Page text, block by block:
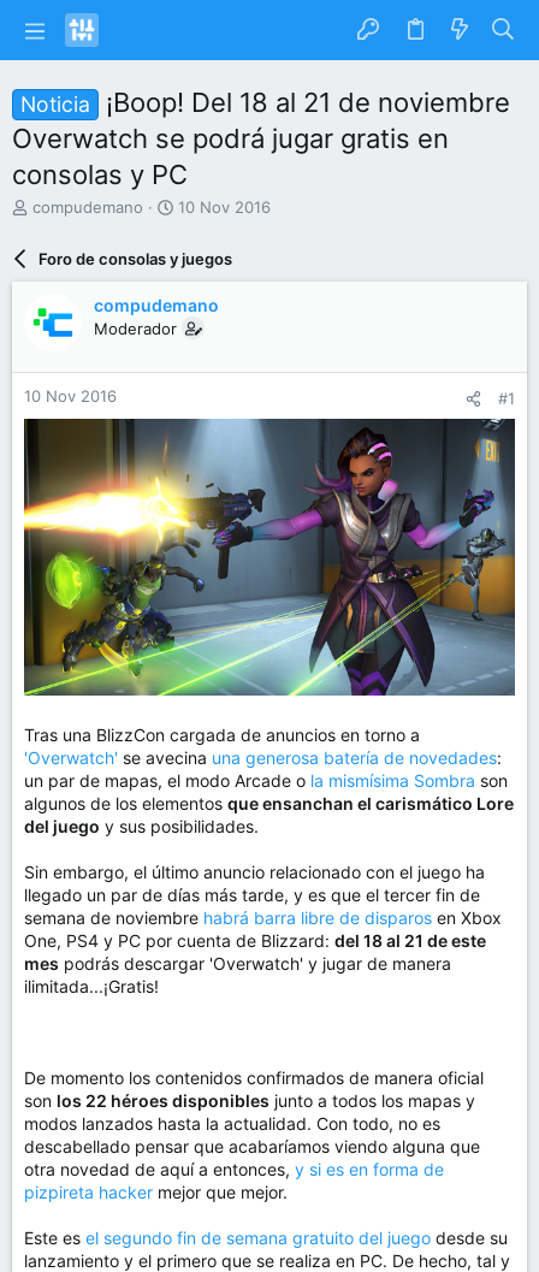
Noticia
¡Boop! Del 18 al 21 de noviembre
Overwatch se podrá jugar gratis en
consolas y PC
I
a
r
d
e
e
m
a
compudemano
F
c
h
d
e
n
c
o
10 Nov 2016
Foro de consolas y juegos
compudemano
Moderador
10 Nov 2016 #1
Tras una BlizzCon cargada de anuncios en torno a
'Overwatch' se avecina una generosa batería de novedades:
un par de mapas, el modo Arcade o la mismísima Sombra son
algunos de los elementos que ensanchan el carismático Lore
del juego y sus posibilidades.
Sin embargo, el último anuncio relacionado con el juego ha
llegado un par de días más tarde, y es que el tercer fin de
semana de noviembre habrá barra libre de disparos en Xbox
One, PS4 y PC por cuenta de Blizzard: del 18 al 21 de este
mes podrás descargar 'Overwatch' y jugar de manera
ilimitada...¡Gratis!
De momento los contenidos confirmados de manera oficial
son los 22 héroes disponibles junto a todos los mapas y
modos lanzados hasta la actualidad. Con todo, no es
descabellado pensar que acabaríamos viendo alguna que
otra novedad de aquí a entonces, y si es en forma de
pizpireta hacker mejor que mejor.
Este es el segundo fin de semana gratuito del juego desde su
lanzamiento y el primero que se realiza en PC. De hecho, tal y